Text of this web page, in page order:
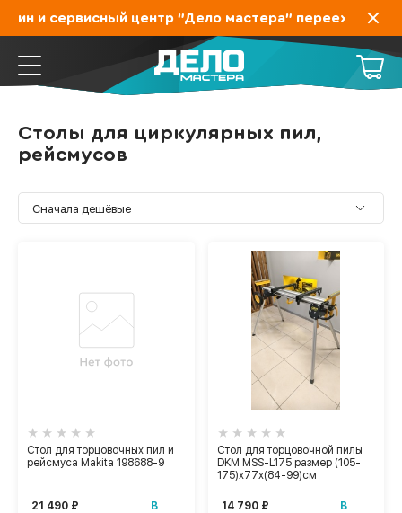
и сервисный центр "Дело мастера" переехал на
Столы для циркулярных пил,
рейсмусов
Стол для торцовочных пил и
рейсмуса Makita 198688-9
21 490 ₽ В
Стол для торцовочной пилы
DKM MSS-L175 размер (105-
175)х77х(84-99)см
14 790 ₽ В